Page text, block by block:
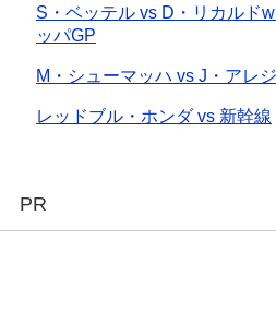
S・ベッテル vs D・リカルド
ッパGP
M・シューマッハ vs J・アレ
レッドブル・ホンダ vs 新幹線
PR